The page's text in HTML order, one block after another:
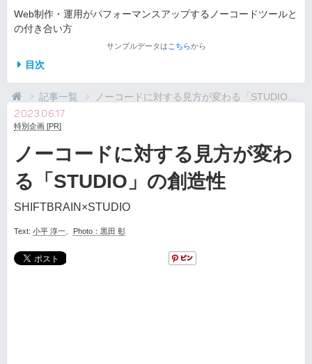
Web制作・運用がパフォーマンスアップするノーコードツールと
の付き合い方
サンプルデータは こちらから
目次
記事一覧 ノーコードに対する見方が変わる「STUDIO」の創造性
2023.06.17
特別企画 [PR]
ノーコードに対する見方が変わ
る「STUDIO」の創造性
SHIFTBRAIN×STUDIO
Text: 小平 淳一 Photo：黒田 彰